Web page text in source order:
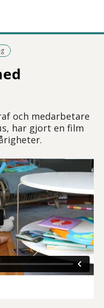
och medarbetare
har gjort en film
ätstörning. Hon är fyra år och
video